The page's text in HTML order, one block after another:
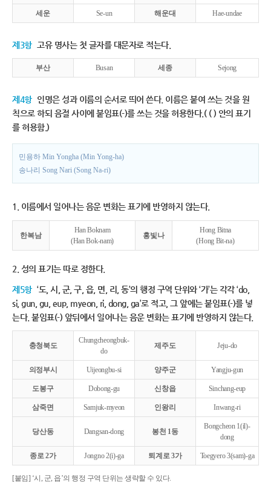
세운 Se-un 해운대 Hae-undae
제3항 고유 명사는 첫 글자를 대문자로 적는다.
부산 Busan 세종 Sejong
제4항 인명은 성과 이름의 순서로 띄어 쓴다. 이름은 붙여 쓰는 것을 원
칙으로 하되 음절 사이에 붙임표(-)를 쓰는 것을 허용한다.( ( ) 안의 표기
를 허용함.)
민용하 Min Yongha (Min Yong-ha)
송나리 Song Nari (Song Na-ri)
1. 이름에서 일어나는 음운 변화는 표기에 반영하지 않는다.
한복남
Han Boknam
(Han Bok-nam)
홍빛나
Hong Bitna
(Hong Bit-na)
2. 성의 표기는 따로 정한다.
제5항 ‘도, 시, 군, 구, 읍, 면, 리, 동’의 행정 구역 단위와 ‘가’는 각각 ‘do,
si, gun, gu, eup, myeon, ri, dong, ga’로 적고, 그 앞에는 붙임표(-)를 넣
는다. 붙임표(-) 앞뒤에서 일어나는 음운 변화는 표기에 반영하지 않는다.
충청북도
Chungcheongbuk-
do
제주도 Jeju-do
의정부시 Uijeongbu-si 양주군 Yangju-gun
도봉구 Dobong-gu 신창읍 Sinchang-eup
삼죽면 Samjuk-myeon 인왕리 Inwang-ri
당산동 Dangsan-dong 봉천 1동
Bongcheon 1(il)-
dong
종로 2가 Jongno 2(i)-ga 퇴계로 3가 Toegyero 3(sam)-ga
[붙임] ‘시, 군, 읍’의 행정 구역 단위는 생략할 수 있다.